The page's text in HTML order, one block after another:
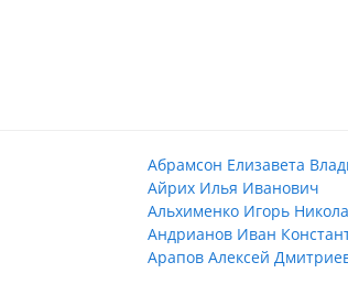
Абрамсон Елизавета
Айрих Илья Иванович
Альхименко Игорь
Андрианов Иван
Арапов Алексей